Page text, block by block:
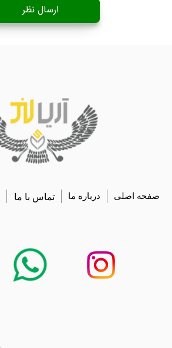
ارسال نظر
صفحه اصلی درباره ما تماس با ما